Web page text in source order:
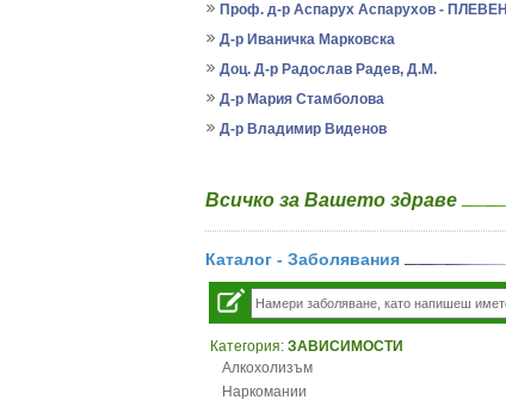
Проф. д-р Аспарух Аспарухов - ПЛЕВЕН
Д-р Иваничка Марковска
Доц. Д-р Радослав Радев, Д.М.
Д-р Мария Стамболова
Д-р Владимир Виденов
Всичко за Вашето здраве
Каталог - Заболявания
Категория: ЗАВИСИМОСТИ
Алкохолизъм
Наркомании